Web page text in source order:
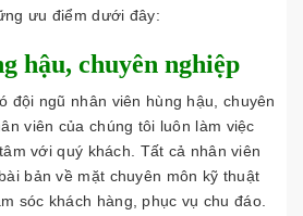
ưu điểm dưới đây:
hậu, chuyên nghiệp
đội ngũ nhân viên hùng hậu, chuyên
viên của chúng tôi luôn làm việc
với quý khách. Tất cả nhân viên
bản về mặt chuyên môn kỹ thuật
sóc khách hàng, phục vụ chu đáo.